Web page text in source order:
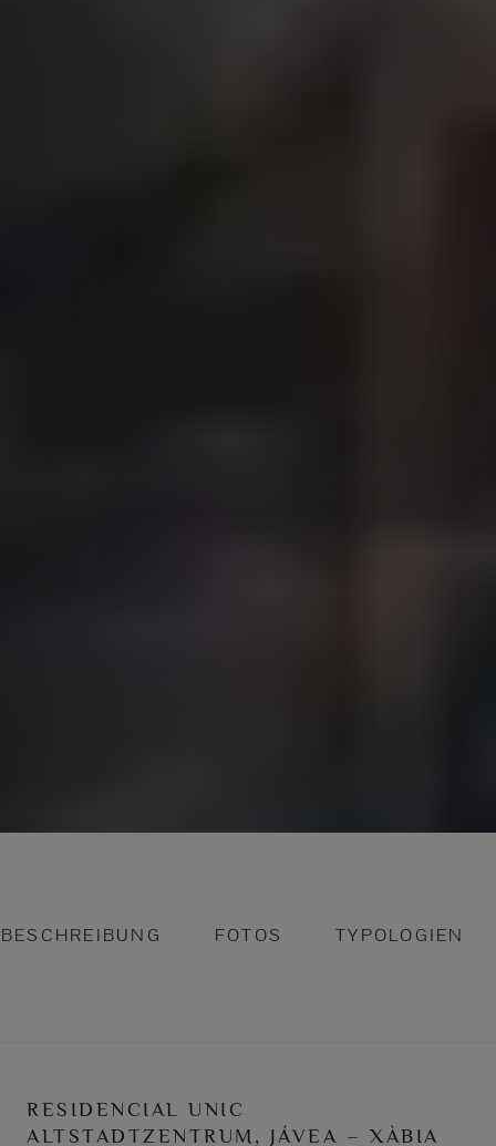
BESCHREIBUNG FOTOS TYPOLOGIEN
RESIDENCIAL UNIC
ALTSTADTZENTRUM, JÁVEA – XÀBIA